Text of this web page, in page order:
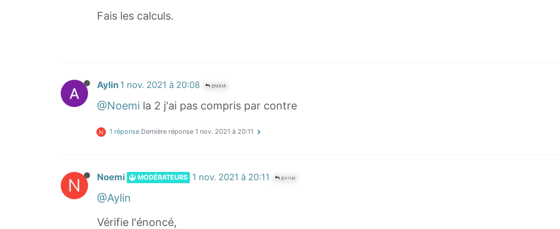
Fais les calculs.
Aylin 1 nov. 2021 à 20:08 @NOEMI
@Noemi la 2 j'ai pas compris par contre
N 1 réponse Dernière réponse 1 nov. 2021 à 20:11
N Noemi MODÉRATEURS 1 nov. 2021 à 20:11 @AYLIN
@Aylin
Vérifie l'énoncé,